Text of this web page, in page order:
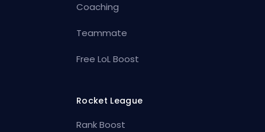
Coaching
Teammate
Free LoL Boost
Rocket League
Rank Boost